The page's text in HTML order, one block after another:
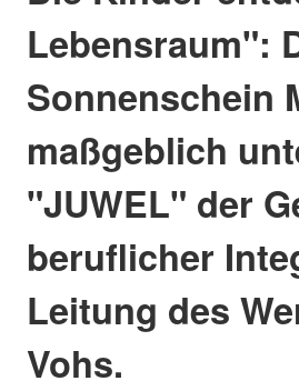
Lebensraum":
Sonnenschein
maßgeblich
"JUWEL" der
beruflicher
Leitung des
Vohs.